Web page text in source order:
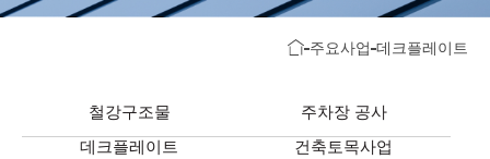
주요사업 데크플레이트
철강구조물
주차장 공사
데크플레이트
건축토목사업